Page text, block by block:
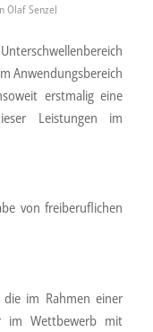
Olaf Senzel
Anwendungsbereich
erstmalig eine
Leistungen im
von freiberuflichen
im Rahmen einer
im Wettbewerb mit